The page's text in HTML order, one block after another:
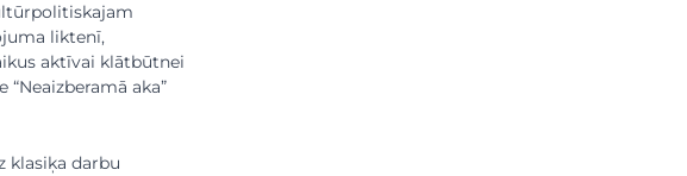
liktenī,
aktīvai klātbūtnei
aka”
klasiķa darbu